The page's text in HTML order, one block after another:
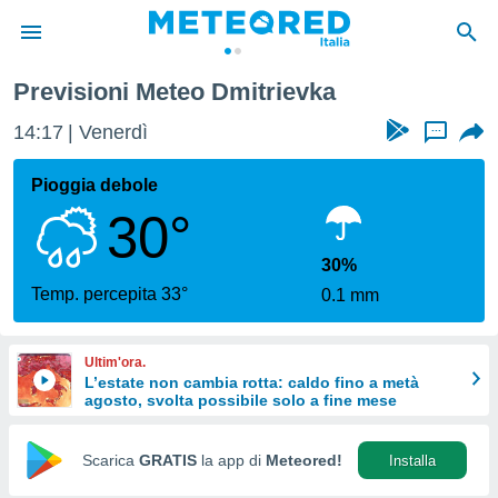
di
per
le
di
Web
Previsioni Meteo Dmitrievka
14:17 Venerdì ...
Pioggia debole
30°
Temp. percepita 33°
30%
0.1 mm
Ultim'ora.
L’estate non cambia rotta: caldo fino a metà
agosto, svolta possibile solo a fine mese
Scarica GRATIS la app di Meteored! Installa